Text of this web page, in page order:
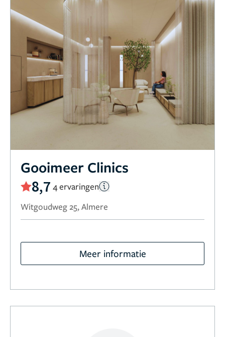
Gooimeer Clinics
8,7 4 ervaringen
Witgoudweg 25, Almere
Meer informatie